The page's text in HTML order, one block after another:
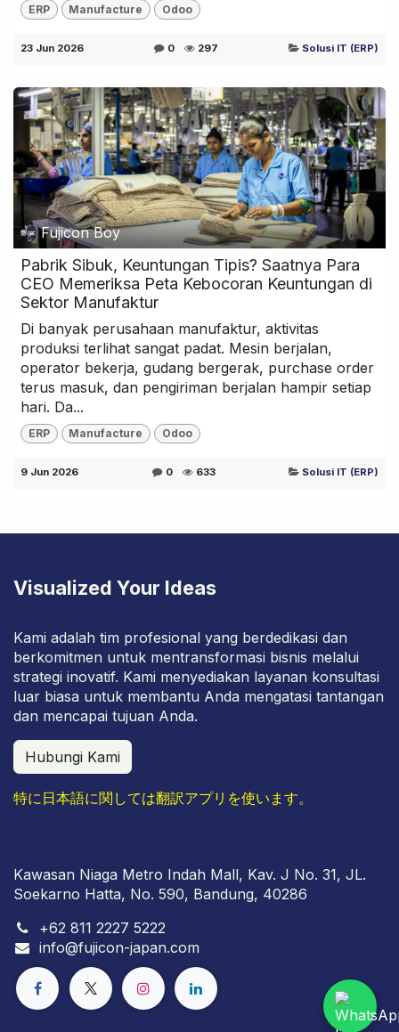
ERP Manufacture Odoo
23 Jun 2026 0 297 Solusi IT (ERP)
Fujicon Boy
Pabrik Sibuk, Keuntungan Tipis? Saatnya Para
CEO Memeriksa Peta Kebocoran Keuntungan di
Sektor Manufaktur
Di banyak perusahaan manufaktur, aktivitas
produksi terlihat sangat padat. Mesin berjalan,
operator bekerja, gudang bergerak, purchase order
terus masuk, dan pengiriman berjalan hampir setiap
hari. Da...
ERP Manufacture Odoo
9 Jun 2026 0 633 Solusi IT (ERP)
Visualized Your Ideas
Kami adalah tim profesional yang berdedikasi dan
berkomitmen untuk mentransformasi bisnis melalui
strategi inovatif. Kami menyediakan layanan konsultasi
luar biasa untuk membantu Anda mengatasi tantangan
dan mencapai tujuan Anda.
Hubungi Kami
特に日本語に関しては翻訳アプリを使います。
Kawasan Niaga Metro Indah Mall, Kav. J No. 31, JL.
Soekarno Hatta, No. 590, Bandung, 40286
+62 811 2227 5222
info@fujicon-japan.com